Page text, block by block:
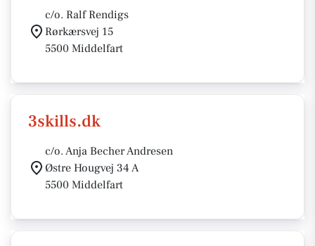
c/o. Ralf Rendigs
Rørkærsvej 15
5500 Middelfart
3skills.dk
c/o. Anja Becher Andresen
Østre Hougvej 34 A
5500 Middelfart